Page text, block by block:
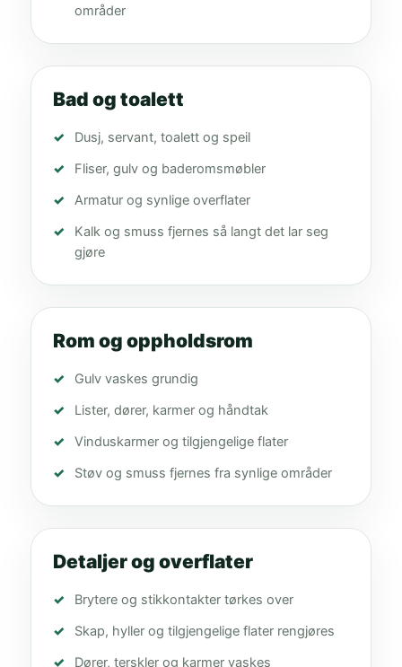
områder
Bad og toalett
Dusj, servant, toalett og speil
Fliser, gulv og baderomsmøbler
Armatur og synlige overflater
Kalk og smuss fjernes så langt det lar seg
gjøre
Rom og oppholdsrom
Gulv vaskes grundig
Lister, dører, karmer og håndtak
Vinduskarmer og tilgjengelige flater
Støv og smuss fjernes fra synlige områder
Detaljer og overflater
Brytere og stikkontakter tørkes over
Skap, hyller og tilgjengelige flater rengjøres
Dører, terskler og karmer vaskes